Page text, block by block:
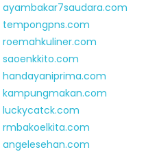
ayambakar7saudara.com
tempongpns.com
roemahkuliner.com
saoenkkito.com
handayaniprima.com
kampungmakan.com
luckycatck.com
rmbakoelkita.com
angelesehan.com